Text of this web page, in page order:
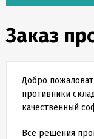
Скидки
бонусы
соглашение
Заказ
Добро
противники
качественный
Все решения